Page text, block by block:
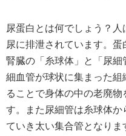
尿蛋白とは何でしょう？
尿に排泄されています。
腎臓の「糸球体」と「尿
細血管が球状に集まった
ることで身体の中の老廃
す。また尿細管は糸球体
ていき太い集合管となり